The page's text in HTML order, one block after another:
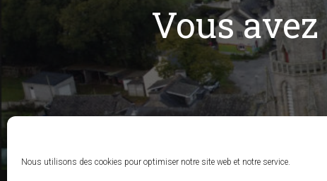
Nous utilisons des cookies pour optimiser notre site web et notre service.
Vous avez